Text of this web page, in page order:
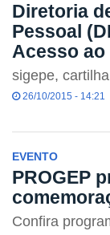
Diretoria
Pessoal
Acesso ao
sigepe, cartilha
26/10/2015 - 14:21
EVENTO
PROGEP
Confira